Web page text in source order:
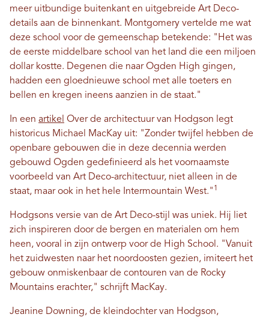
meer uitbundige buitenkant en uitgebreide Art Deco-
details aan de binnenkant. Montgomery vertelde me wat
deze school voor de gemeenschap betekende: "Het was
de eerste middelbare school van het land die een miljoen
dollar kostte. Degenen die naar Ogden High gingen,
hadden een gloednieuwe school met alle toeters en
bellen en kregen ineens aanzien in de staat."
In een artikel Over de architectuur van Hodgson legt
historicus Michael MacKay uit: "Zonder twijfel hebben de
openbare gebouwen die in deze decennia werden
gebouwd Ogden gedefinieerd als het voornaamste
voorbeeld van Art Deco-architectuur, niet alleen in de
staat, maar ook in het hele Intermountain West." 1
Hodgsons versie van de Art Deco-stijl was uniek. Hij liet
zich inspireren door de bergen en materialen om hem
heen, vooral in zijn ontwerp voor de High School. "Vanuit
het zuidwesten naar het noordoosten gezien, imiteert het
gebouw onmiskenbaar de contouren van de Rocky
Mountains erachter," schrijft MacKay.
Jeanine Downing, de kleindochter van Hodgson,